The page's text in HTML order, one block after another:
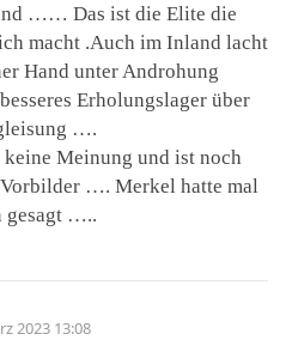
…… Das ist die Elite die
macht .Auch im Inland lacht
Hand unter Androhung
Erholungslager über
….
Meinung und ist noch
…. Merkel hatte mal
gesagt …..
2023 13:08